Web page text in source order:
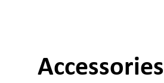
Termékgaléria kihagyása
Accessories